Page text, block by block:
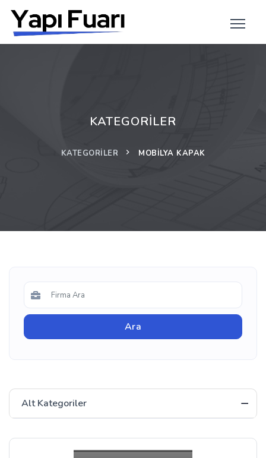
KATEGORILER
KATEGORILER MOBILYA KAPAK
Alt Kategoriler